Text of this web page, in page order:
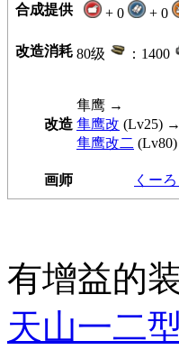
合成提供
+ 0 + 0
改造消耗 80级 ：1400
改造
隼鹰 →
隼鹰改 (Lv25) →
隼鹰改二 (Lv80)
画师 くー
有增益的
天山一二